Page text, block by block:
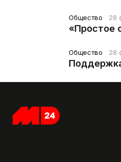
Общество 28
«Простое
Общество 28